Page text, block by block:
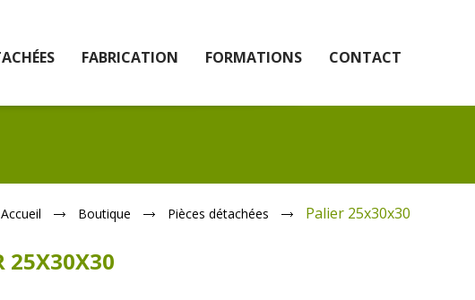
FABRICATION FORMATIONS CONTACT
Accueil Boutique Pièces détachées Palier 25x30x30
25X30X30